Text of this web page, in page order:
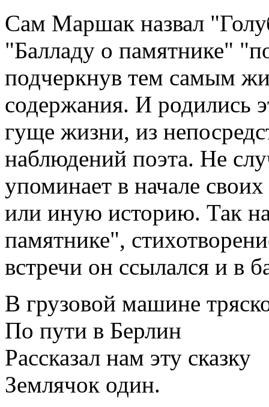
Сам Маршак назвал
"Балладу о памятнике"
подчеркнув тем самым
содержания. И родились
гуще жизни, из
наблюдений поэта. Не
упоминает в начале
или иную историю. Так
памятнике",
встречи он ссылался и в
В грузовой машине
По пути в Берлин
Рассказал нам эту сказку
Землячок один.